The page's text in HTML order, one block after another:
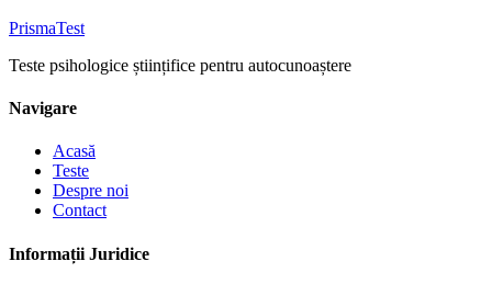
PrismaTest
Teste psihologice științifice pentru autocunoaștere
Navigare
Acasă
Teste
Despre noi
Contact
Informații Juridice